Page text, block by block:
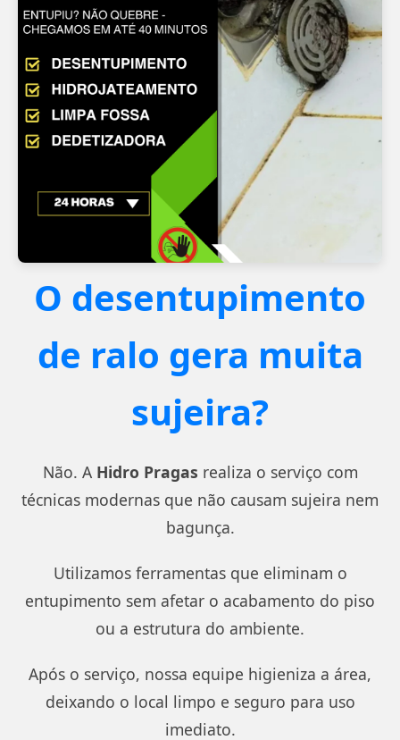
O desentupimento
de ralo gera muita
sujeira?
Não. A Hidro Pragas realiza o serviço com
técnicas modernas que não causam sujeira nem
bagunça.
Utilizamos ferramentas que eliminam o
entupimento sem afetar o acabamento do piso
ou a estrutura do ambiente.
Após o serviço, nossa equipe higieniza a área,
deixando o local limpo e seguro para uso
imediato.